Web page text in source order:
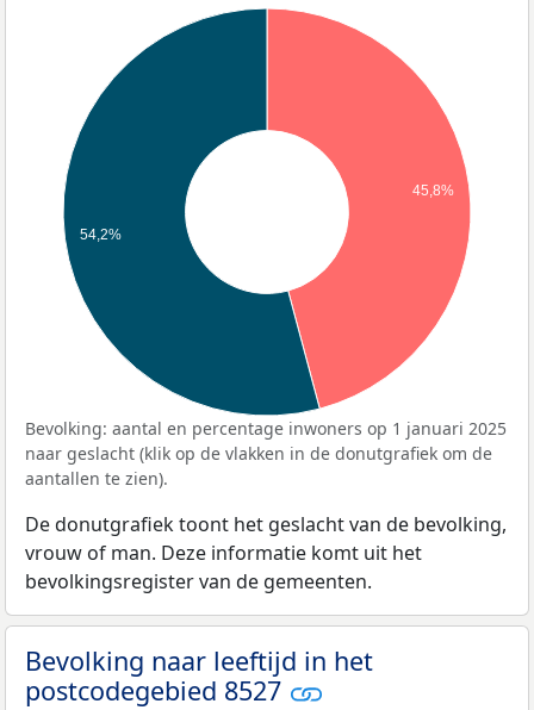
45,8%
54,2%
Bevolking: aantal en percentage inwoners op 1 januari 2025
naar geslacht (klik op de vlakken in de donutgrafiek om de
aantallen te zien).
De donutgrafiek toont het geslacht van de bevolking,
vrouw of man. Deze informatie komt uit het
bevolkingsregister van de gemeenten.
Bevolking naar leeftijd in het
postcodegebied 8527